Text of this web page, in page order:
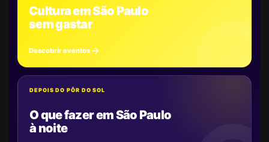
Cultura em São Paulo
sem gastar
Descobrir eventos
DEPOIS DO PÔR DO SOL
O que fazer em São Paulo
à noite